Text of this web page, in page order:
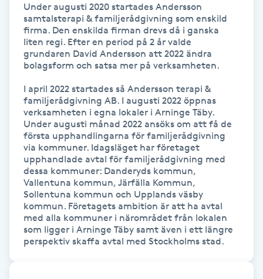
Hatha Yoga
Headspa
Healing
Herrklippning
HIFU
Hollywood Peel
Hot Stone Massage
Under augusti 2020 startades Andersson
samtalsterapi & familjerådgivning som enskild
firma. Den enskilda firman drevs då i ganska
liten regi. Efter en period på 2 år valde
grundaren David Andersson att 2022 ändra
bolagsform och satsa mer på verksamheten.
I april 2022 startades så Andersson terapi &
familjerådgivning AB. I augusti 2022 öppnas
verksamheten i egna lokaler i Arninge Täby.
Under augusti månad 2022 ansöks om att få de
första upphandlingarna för familjerådgivning
via kommuner. Idagsläget har företaget
upphandlade avtal för familjerådgivning med
dessa kommuner: Danderyds kommun,
Vallentuna kommun, Järfälla Kommun,
Sollentuna kommun och Upplands väsby
kommun. Företagets ambition är att ha avtal
med alla kommuner i närområdet från lokalen
som ligger i Arninge Täby samt även i ett längre
perspektiv skaffa avtal med Stockholms stad.